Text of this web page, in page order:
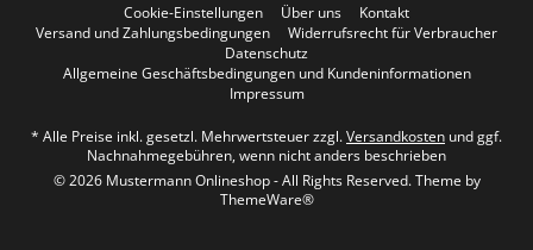
Cookie-Einstellungen Über uns
Kontakt
Versand und Zahlungsbedingungen
Widerrufsrecht für Verbraucher
Datenschutz
Allgemeine Geschäftsbedingungen und Kundeninformationen
Impressum
* Alle Preise inkl. gesetzl. Mehrwertsteuer zzgl.Versandkosten und ggf.
Nachnahmegebühren, wenn nicht anders beschrieben
© 2026 Mustermann Onlineshop - All Rights Reserved. Theme by
ThemeWare®